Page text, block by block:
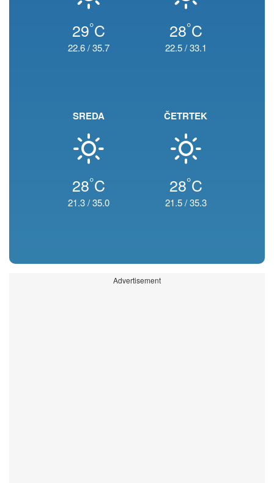
29°C
22.6/35.7
28°C
22.5/33.1
SREDA
28°C
21.3/35.0
ČETRTEK
28°C
21.5/35.3
Advertisement